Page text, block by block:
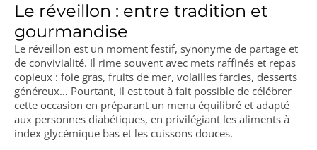
Le réveillon : entre tradition et
gourmandise
Le réveillon est un moment festif, synonyme de partage et
de convivialité. Il rime souvent avec mets raffinés et repas
copieux : foie gras, fruits de mer, volailles farcies, desserts
généreux… Pourtant, il est tout à fait possible de célébrer
cette occasion en préparant un menu équilibré et adapté
aux personnes diabétiques, en privilégiant les aliments à
index glycémique bas et les cuissons douces.